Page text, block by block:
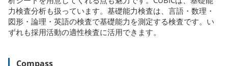
力検査分析も扱っています。基礎能力検査は、言語・数理・
図形・論理・英語の検査で基礎能力を測定する検査です。い
ずれも採用活動の適性検査に活用できます。
Compass